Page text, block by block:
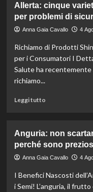
Liguria
potenzia
agricoltura:
di
un
milione
Allerta: cinque
per problemi di
Anna Gaia Cavallo 4
Richiamo di Prodotti
per i Consumatori I
Salute ha
richiamo...
Leggi tuttoLeggi
Allerta:
cinque
varietà
ramen
congelato
Anguria: non
perché sono
Anna Gaia Cavallo 4
I Benefici Nascosti
i Semi! L’anguria, il